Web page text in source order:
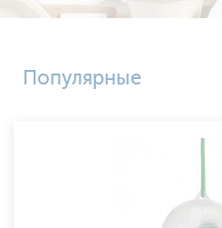
Популярные